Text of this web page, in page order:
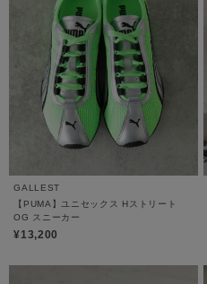
GALLEST
【PUMA】ユニセックス Hストリート
OG スニーカー
¥13,200